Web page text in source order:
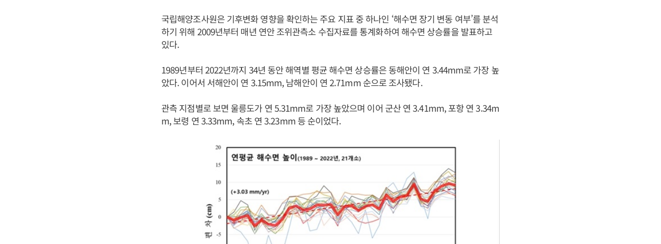
국립해양조사원은 기후변화 영향을 확인하는 주요 지표 중 하나인 ‘해수면 장기 변동 여부’를 분석
하기 위해 2009년부터 매년 연안 조위관측소 수집자료를 통계화하여 해수면 상승률을 발표하고
있다.
1989년부터 2022년까지 34년 동안 해역별 평균 해수면 상승률은 동해안이 연 3.44mm로 가장 높
았다. 이어서 서해안이 연 3.15mm, 남해안이 연 2.71mm 순으로 조사됐다.
관측 지점별로 보면 울릉도가 연 5.31mm로 가장 높았으며 이어 군산 연 3.41mm, 포항 연 3.34m
m, 보령 연 3.33mm, 속초 연 3.23mm 등 순이었다.